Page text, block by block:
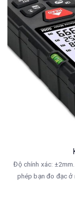
Độ chính xác:
phép bạn đo đạc ở